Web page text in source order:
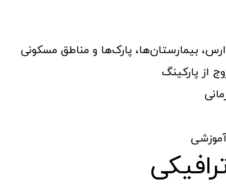
بیمارستان‌ها، پارک‌ها و مناطق مسکونی
از پارکینگ